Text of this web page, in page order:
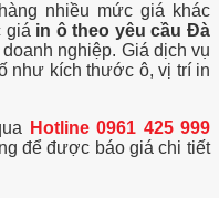
nhiều mức giá khác
giá in ô theo yêu cầu Đà
nghiệp. Giá dịch vụ
như kích thước ô, vị trí in
Hotline 0961 425 999
để được báo giá chi tiết